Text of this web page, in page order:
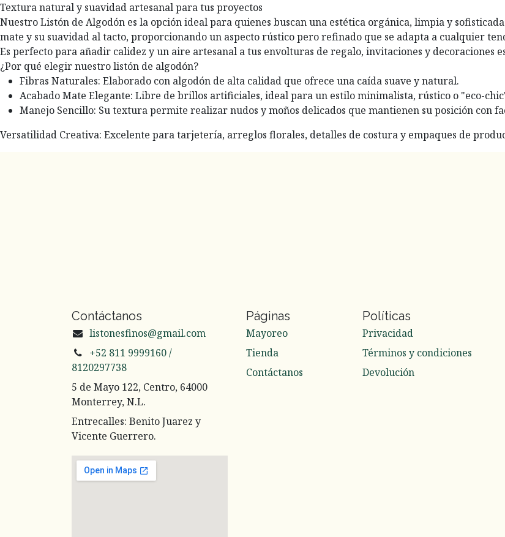
Textura natural y suavidad artesanal para tus proyectos
Nuestro Listón de Algodón es la opción ideal para quienes buscan una estética orgánica, limpia y
mate y su suavidad al tacto, proporcionando un aspecto rústico pero refinado que se adapta a cualquier
Es perfecto para añadir calidez y un aire artesanal a tus envolturas de regalo, invitaciones y decoraciones
¿Por qué elegir nuestro listón de algodón?
Fibras Naturales: Elaborado con algodón de alta calidad que ofrece una caída suave y natural.
Acabado Mate Elegante: Libre de brillos artificiales, ideal para un estilo minimalista, rústico o "eco-
Manejo Sencillo: Su textura permite realizar nudos y moños delicados que mantienen su posición con
Versatilidad Creativa: Excelente para tarjetería, arreglos florales, detalles de costura y empaques de
Contáctanos
listonesfinos@gmail.com
+52 811 9999160 /
8120297738
5 de Mayo 122, Centro, 64000
Monterrey, N.L.
Entrecalles: Benito Juarez y
Vicente Guerrero.
Páginas
Mayoreo
Tienda
Contáctanos
Políticas
Privacidad
Términos y condiciones
Devolución